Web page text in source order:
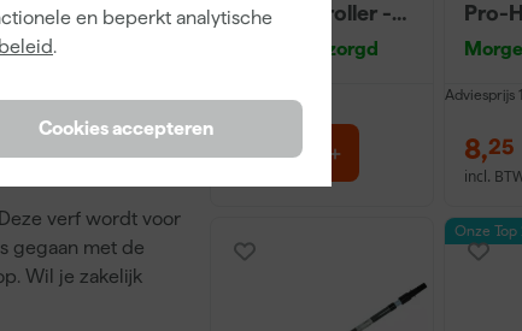
en beperkt analytische
.
Cookies accepteren
van deze verf. Het
meer verf nodig
een kale
rijke verfkleur
verf wordt voor
gegaan met de
Wil je zakelijk
muurverfroller -
Morgen bezorgd
Pro-
- 10
Adviesprijs
8,25
incl.
Onze Top